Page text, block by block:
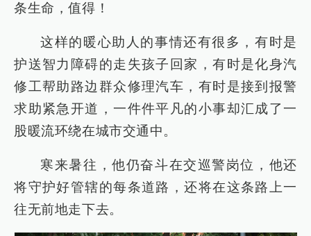
条生命，值得！
这样的暖心助人的事情还有很多，有时是
护送智力障碍的走失孩子回家，有时是化身汽
修工帮助路边群众修理汽车，有时是接到报警
求助紧急开道，一件件平凡的小事却汇成了一
股暖流环绕在城市交通中。
寒来暑往，他仍奋斗在交巡警岗位，他还
将守护好管辖的每条道路，还将在这条路上一
往无前地走下去。